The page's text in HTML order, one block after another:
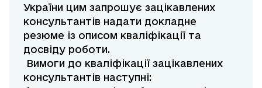
України цим запрошує зацікавлених
консультантів надати докладне
резюме із описом кваліфікації та
досвіду роботи.
Вимоги до кваліфікації зацікавлених
консультантів наступні: